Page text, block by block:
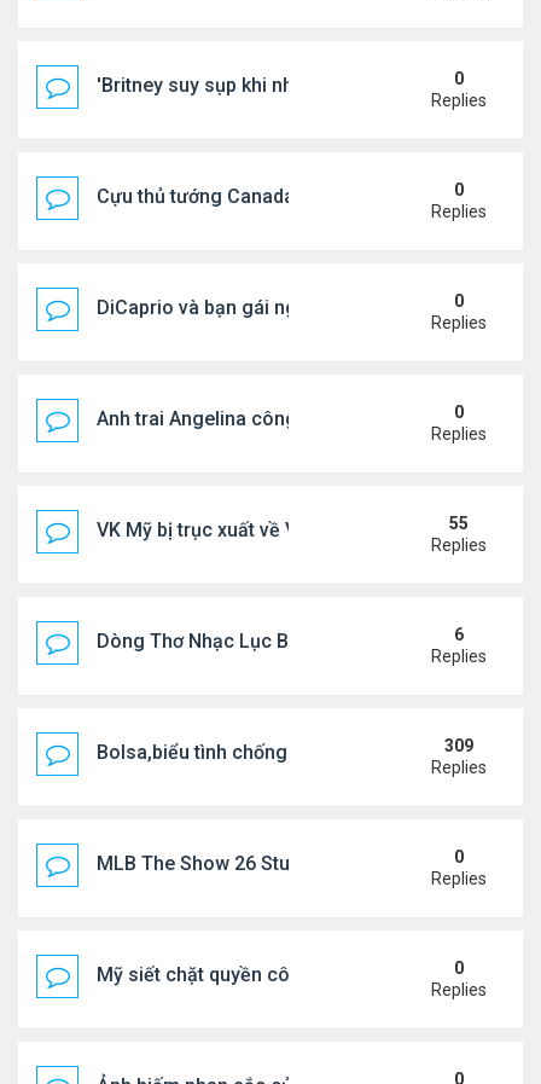
'Britney suy sụp khi nhận tin nhắn chia tay của
0
Replies
Cựu thủ tướng Canada & gf tình tứ trên biển Hy
0
Replies
DiCaprio và bạn gái nghỉ dưỡng ở Địa Trung Hải
0
Replies
Anh trai Angelina công khai đồng tính ở tuổi 53
0
Replies
VK Mỹ bị trục xuất về VN sống ra sao
55
Replies
Dòng Thơ Nhạc Lục Bát Trích Đoạn - Gõ Google:
6
Replies
Bolsa,biểu tình chống ca nô.
309
Replies
MLB The Show 26 Stubs Tips for Efficient
0
Replies
Mỹ siết chặt quyền công dân theo nơi sinh, mở
0
Replies
0